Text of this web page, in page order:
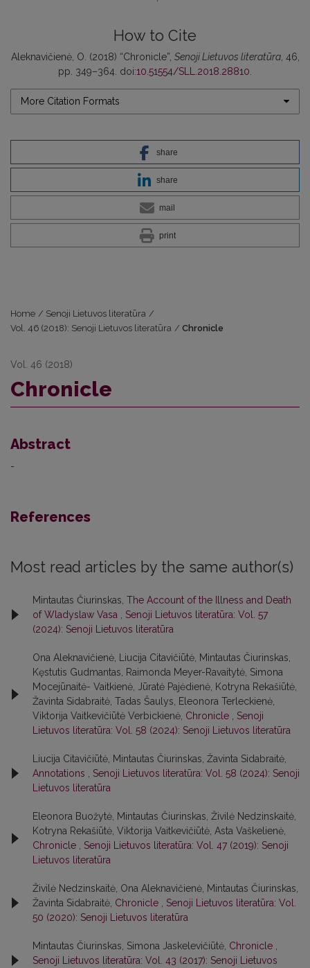
How to Cite
Aleknavičienė, O. (2018) “Chronicle”, Senoji Lietuvos literatūra, 46,
pp. 349–364. doi:10.51554/SLL.2018.28810
More Citation Formats
share
share
mail
print
Home / Senoji Lietuvos literatūra /
Vol. 46 (2018): Senoji Lietuvos literatūra / Chronicle
Vol. 46 (2018)
Chronicle
Abstract
-
References
Most read articles by the same author(s)
Mintautas Čiurinskas, The Account of the Illness and Death
of Wladyslaw Vasa
Senoji Lietuvos literatūra: Vol. 57
(2024): Senoji Lietuvos literatūra
Ona Aleknavičienė, Liucija Citavičiūtė, Mintautas Čiurinskas,
Kęstutis Gudmantas, Raimonda Meyer-Ravaitytė, Simona
Mocejūnaitė- Vaitkienė, Jūratė Pajėdienė, Kotryna Rekašiūtė,
Žavinta Sidabraitė, Tadas Šaulys, Eleonora Terleckienė,
Viktorija Vaitkevičiūtė Verbickienė, Chronicle
Senoji
Lietuvos literatūra: Vol. 58 (2024): Senoji Lietuvos literatūra
Liucija Citavičiūtė, Mintautas Čiurinskas, Žavinta Sidabraitė,
Annotations
Senoji Lietuvos literatūra: Vol. 58 (2024): Senoji
Lietuvos literatūra
Eleonora Buožytė, Mintautas Čiurinskas, Živilė Nedzinskaitė,
Kotryna Rekašiūtė, Viktorija Vaitkevičiūtė, Asta Vaškelienė,
Chronicle
Senoji Lietuvos literatūra: Vol. 47 (2019): Senoji
Lietuvos literatūra
Živilė Nedzinskaitė, Ona Aleknavičienė, Mintautas Čiurinskas,
Žavinta Sidabraitė, Chronicle
Senoji Lietuvos literatūra: Vol.
50 (2020): Senoji Lietuvos literatūra
Mintautas Čiurinskas, Simona Jaskelevičiūtė, Chronicle
Senoji Lietuvos literatūra: Vol. 43 (2017): Senoji Lietuvos